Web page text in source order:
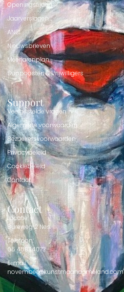
Openingstijden
Jaarverslagen
ANBI
Nieuwsbrieven
Meerjarenplan
Suppoosten & Vrijwilligers
Support
Veelgestelde vragen
Algemene voorwaarden
Bezoekersvoorwaarden
Privacybeleid
Cookiebeleid
Contact
Contact
Locatie:
Bureweg 2 Nes
Telefoon:
06 45834073
E-mail:
november@kunstmaandameland.com